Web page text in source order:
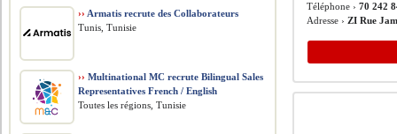
Téléphone ›70 242
Adresse ›ZI Rue
›› Armatis recrute des Collaborateurs
Tunis, Tunisie
›› Multinational MC recrute Bilingual Sales
Representatives French / English
Toutes les régions, Tunisie